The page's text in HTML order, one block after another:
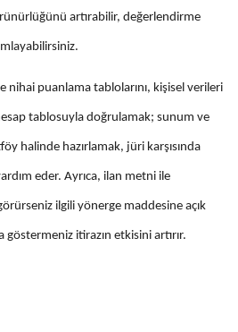
artırabilir, değerlendirme
nihai puanlama tablolarını, kişisel verileri
tablosuyla doğrulamak; sunum ve
halinde hazırlamak, jüri karşısında
eder. Ayrıca, ilan metni ile
ilgili yönerge maddesine açık
göstermeniz itirazın etkisini artırır.